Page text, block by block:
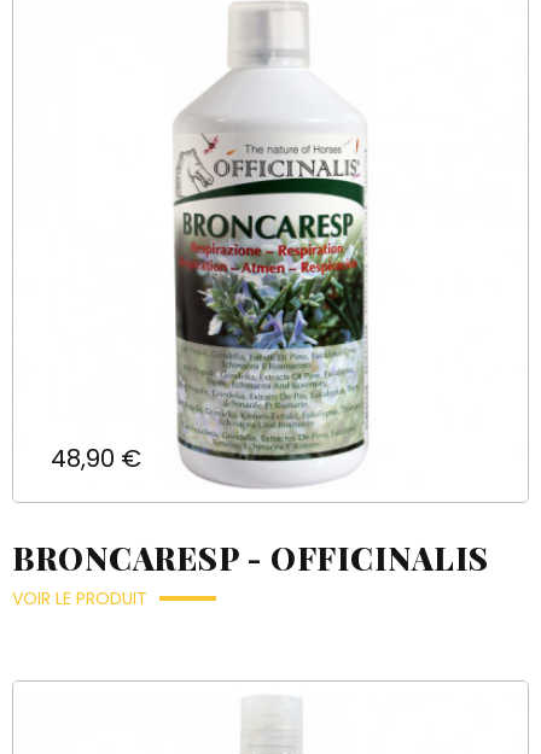
Prix
48,90 €
BRONCARESP - OFFICINALIS
VOIR LE PRODUIT